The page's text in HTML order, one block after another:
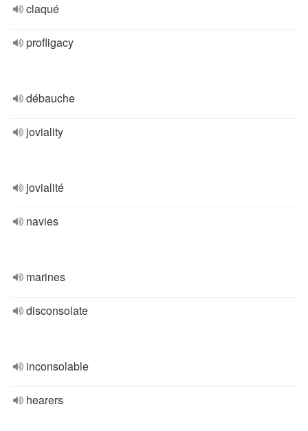
claqué
profligacy
débauche
joviality
jovialité
navies
marines
disconsolate
inconsolable
hearers